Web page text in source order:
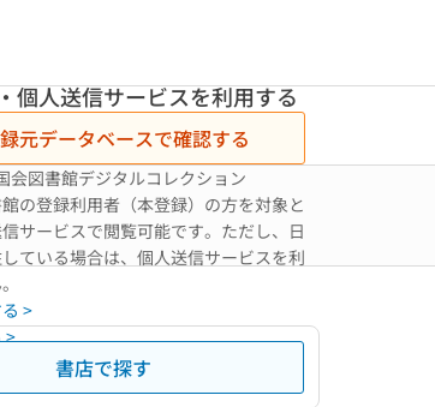
個人送信サービスを利用する
元データベースで確認する
会図書館デジタルコレクション
の登録利用者（本登録）の方を対象と
サービスで閲覧可能です。ただし、日
ている場合は、個人送信サービスを利
>
>
書店で探す